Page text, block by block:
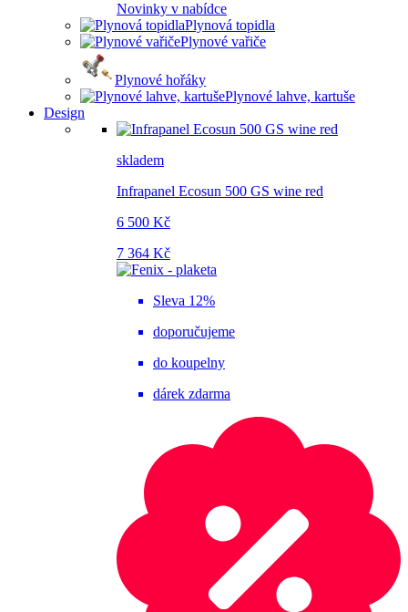
Novinky v nabídce
Plynová topidla
Plynové vařiče
Plynové hořáky
Plynové lahve, kartuše
Design
skladem
Infrapanel Ecosun 500 GS wine red
6 500 Kč
7 364 Kč
Sleva 12%
doporučujeme
do koupelny
dárek zdarma